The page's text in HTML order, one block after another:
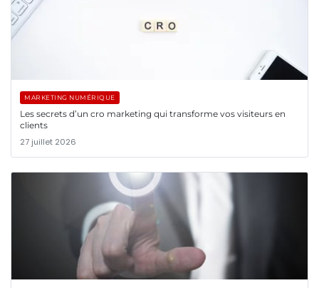
MARKETING NUMÉRIQUE
Les secrets d’un cro marketing qui transforme vos visiteurs en
clients
27 juillet 2026